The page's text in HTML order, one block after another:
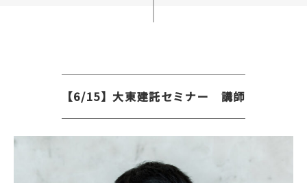
【6/15】大東建託セミナー 講師